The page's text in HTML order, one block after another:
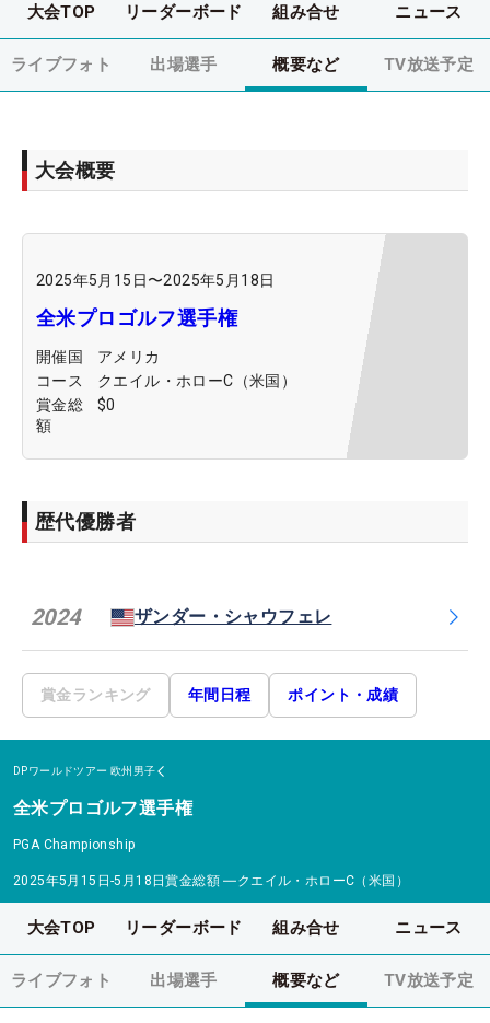
大会TOP リーダーボード 組み合せ ニュース
ライブフォト 出場選手 概要など TV放送予定
大会概要
2025年5月15日〜2025年5月18日
全米プロゴルフ選手権
開催国
アメリカ
コース
クエイル・ホローC（米国）
賞金総
額
$0
歴代優勝者
2024 ザンダー・シャウフェレ
賞金ランキング 年間日程 ポイント・成績
DPワールドツアー 欧州男子
全米プロゴルフ選手権
PGA Championship
2025年5月15日-5月18日賞金総額 ―クエイル・ホローC（米国）
大会TOP リーダーボード 組み合せ ニュース
ライブフォト 出場選手 概要など TV放送予定